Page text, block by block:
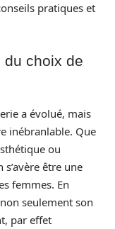
pratiques et
du choix de
a évolué, mais
inébranlable. Que
ou
être une
femmes. En
seulement son
par effet